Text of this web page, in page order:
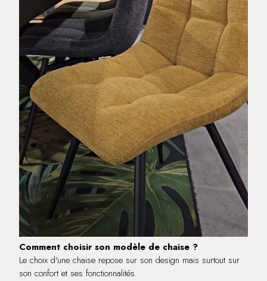
Comment choisir son modèle de chaise ?
Le choix d'une chaise repose sur son design mais surtout sur
son confort et ses fonctionnalités.